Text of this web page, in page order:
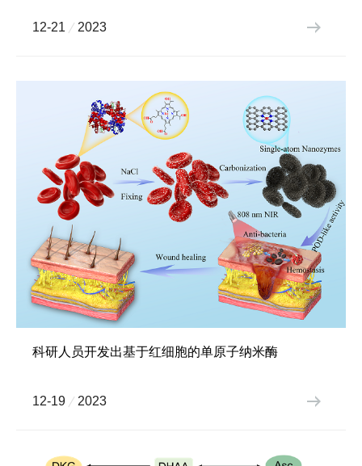
12-21 2023
科研人员开发出基于红细胞的单原子纳米酶
12-19 2023